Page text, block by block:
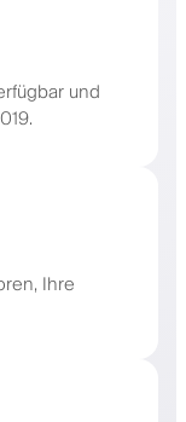
und
Ihre